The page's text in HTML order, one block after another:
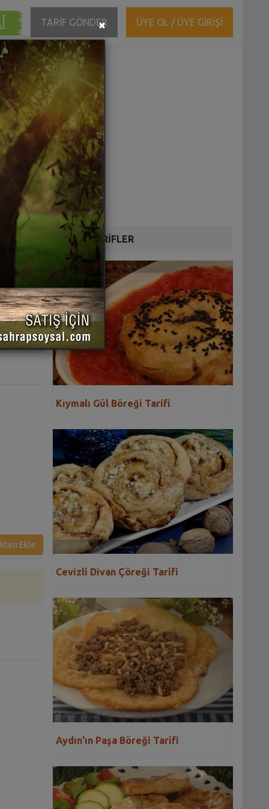
TARİF GÖNDER ÜYE OL / ÜYE GİRİŞİ
Ekle
DİĞER TARİFLER
Kıymalı Gül Böreği Tarifi
Cevizli Divan Çöreği Tarifi
Aydın'ın Paşa Böreği Tarifi
×Close